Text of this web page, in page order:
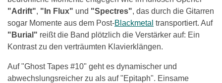
"Adrift", " In Flux" und "Spectres", das durch die Gitarren
sogar Momente aus dem Post-Blackmetal transportiert. Auf
" Burial " reißt die Band plötzlich die Verstärker auf: Ein
Kontrast zu den verträumten Klavierklängen.
Auf "Ghost Tapes #10" geht es dynamischer und
abwechslungsreicher zu als auf "Epitaph". Einsame